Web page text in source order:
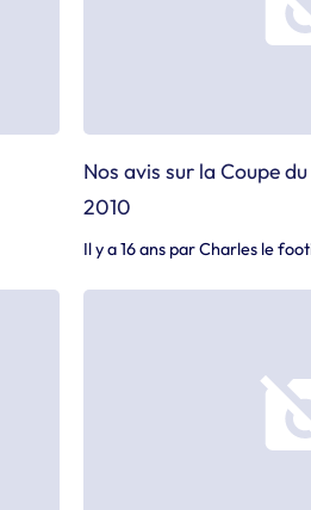
Nos avis sur la Coupe
2010
Il y a 16 ans parCharles le